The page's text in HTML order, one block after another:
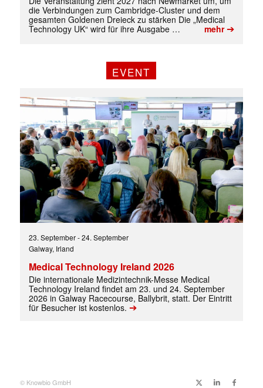
die Verbindungen zum Cambridge-Cluster und dem
gesamten Goldenen Dreieck zu stärken Die „Medical
Technology UK“ wird für ihre Ausgabe …
mehr➔
EVENT
23. September-24. September
Galway, Irland
Medical Technology Ireland 2026
Die internationale Medizintechnik-Messe Medical
Technology Ireland findet am 23. und 24. September
2026 in Galway Racecourse, Ballybrit, statt. Der Eintritt
für Besucher ist kostenlos. ➔
© Knowbio GmbH